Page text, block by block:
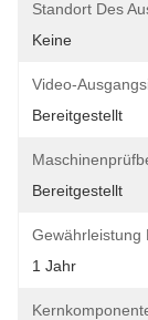
Standort Des
Keine
Video-
Bereitgestellt
Bereitgestellt
Gewährleistung
1 Jahr